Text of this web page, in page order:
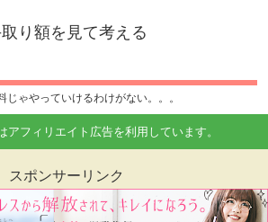
り額を見て考える
じゃやっていけるわけがない。。。
アフィリエイト広告を利用しています。
スポンサーリンク